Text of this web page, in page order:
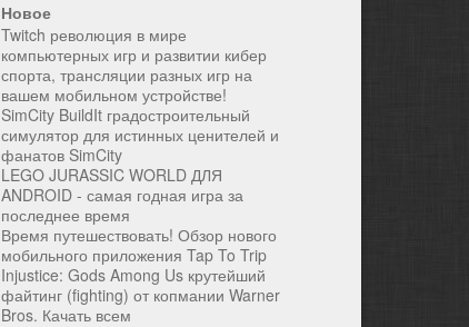
Новое
Twitch революция в мире
компьютерных игр и развитии кибер
спорта, трансляции разных игр на
вашем мобильном устройстве!
SimCity BuildIt градостроительный
симулятор для истинных ценителей и
фанатов SimCity
LEGO JURASSIC WORLD ДЛЯ
ANDROID - самая годная игра за
последнее время
Время путешествовать! Обзор нового
мобильного приложения Tap To Trip
Injustice: Gods Among Us крутейший
файтинг (fighting) от копмании Warner
Bros. Качать всем